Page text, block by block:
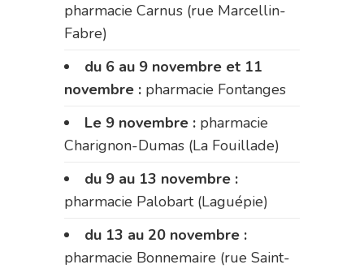
pharmacie Carnus (rue Marcellin-
Fabre)
du 6 au 9 novembre et 11
novembre : pharmacie Fontanges
Le 9 novembre : pharmacie
Charignon-Dumas (La Fouillade)
du 9 au 13 novembre :
pharmacie Palobart (Laguépie)
du 13 au 20 novembre :
pharmacie Bonnemaire (rue Saint-